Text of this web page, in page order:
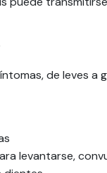
de leves a
levantarse,